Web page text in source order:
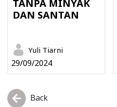
TANPA MINYAK
DAN SANTAN
Yuli Tiarni
29/09/2024
Back